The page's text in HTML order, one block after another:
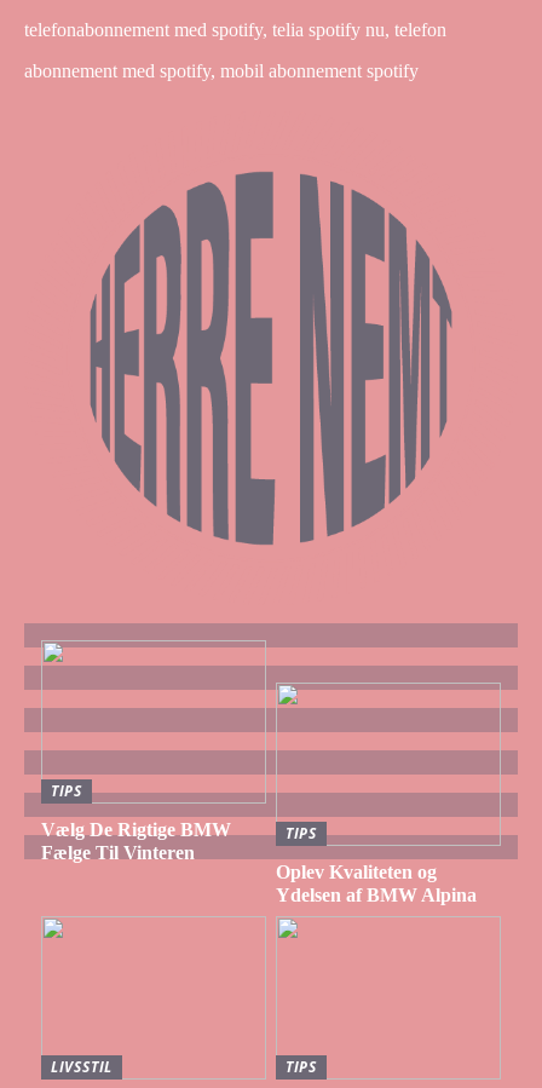
telefonabonnement med spotify, telia spotify nu, telefon
abonnement med spotify, mobil abonnement spotify
TIPS
Vælg De Rigtige BMW
Fælge Til Vinteren
TIPS
Oplev Kvaliteten og
Ydelsen af BMW Alpina
LIVSSTIL
TIPS